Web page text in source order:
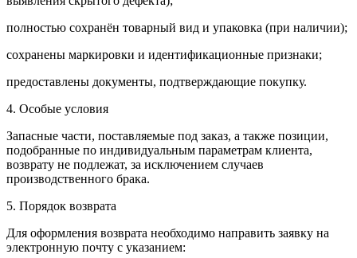
полностью сохранён товарный вид и упаковка (при наличии);
сохранены маркировки и идентификационные признаки;
предоставлены документы, подтверждающие покупку.
4. Особые условия
Запасные части, поставляемые под заказ, а также позиции,
подобранные по индивидуальным параметрам клиента,
возврату не подлежат, за исключением случаев
производственного брака.
5. Порядок возврата
Для оформления возврата необходимо направить заявку на
электронную почту с указанием: